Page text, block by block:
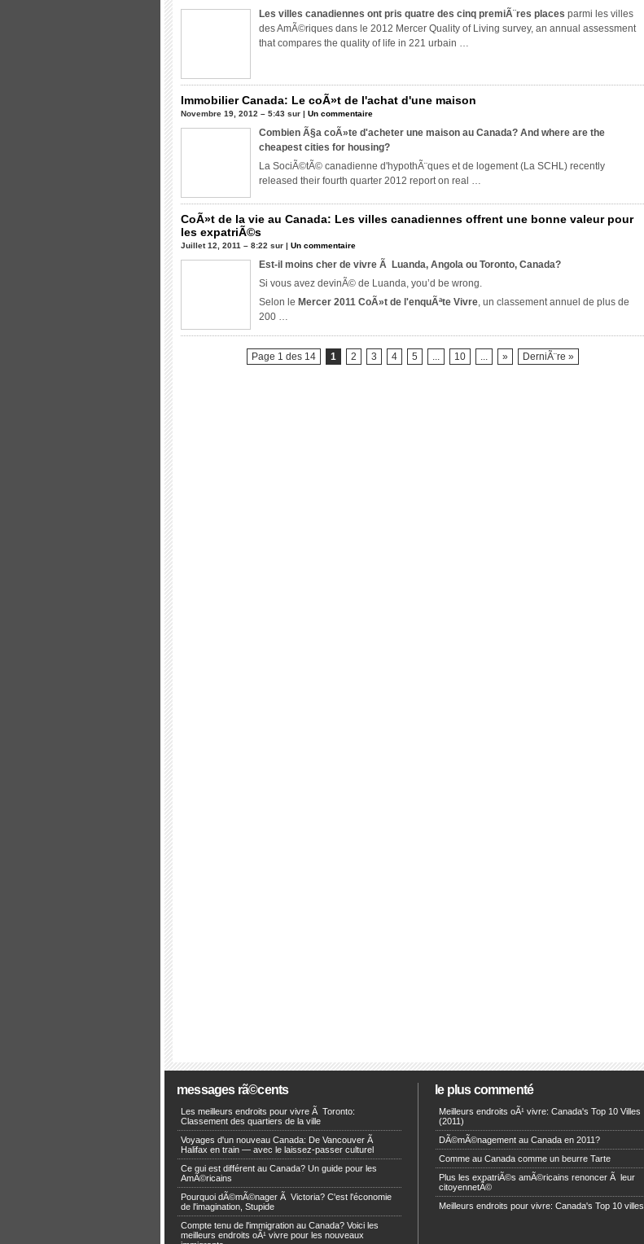
Vancouver
se
classe
vie
dans
continent
amÃ©ricain
Les villes canadiennes ont pris quatre des cinq premiÃ¨res places parmi les villes
des AmÃ©riques dans le 2012 Mercer Quality of Living survey, an annual assessment
that compares the quality of life in 221 urbain …
Immobilier Canada: Le coÃ»t de l'achat d'une maison
Novembre 19, 2012 – 5:43 sur | Un commentaire
Combien Ã§a coÃ»te d'acheter une maison au Canada? And where are the
cheapest cities for housing?
La SociÃ©tÃ© canadienne d'hypothÃ¨ques et de logement (La SCHL) recently
released their fourth quarter 2012 report on real …
CoÃ»t de la vie au Canada: Les villes canadiennes offrent une bonne valeur pour
les expatriÃ©s
Juillet 12, 2011 – 8:22 sur | Un commentaire
Est-il moins cher de vivre Ã Luanda, Angola ou Toronto, Canada?
Si vous avez devinÃ© de Luanda, you’d be wrong.
Selon le Mercer 2011 CoÃ»t de l'enquÃªte Vivre, un classement annuel de plus de
200 …
Page 1 des 14 1 2 3 4 5 ... 10 ... » DerniÃ¨re »
messages rã©cents
Les meilleurs endroits pour vivre Ã Toronto:
Classement des quartiers de la ville
Voyages d'un nouveau Canada: De Vancouver Ã
Halifax en train — avec le laissez-passer culturel
Ce qui est différent au Canada? Un guide pour les
AmÃ©ricains
Pourquoi dÃ©mÃ©nager Ã Victoria? C'est l'économie
de l'imagination, Stupide
Compte tenu de l'immigration au Canada? Voici les
meilleurs endroits oÃ¹ vivre pour les nouveaux
le plus commenté
Meilleurs endroits oÃ¹ vivre: Canada's Top 10 Villes
(2011)
DÃ©mÃ©nagement au Canada en 2011?
Comme au Canada comme un beurre Tarte
Plus les expatriÃ©s amÃ©ricains renoncer Ã leur
citoyennetÃ©
Meilleurs endroits pour vivre: Canada's Top 10 villes